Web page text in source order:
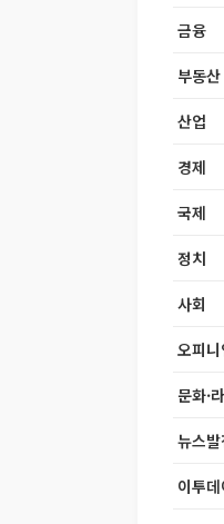
금융
부동산
산업
경제
국제
정치
사회
오피니
문화·
뉴스
이투